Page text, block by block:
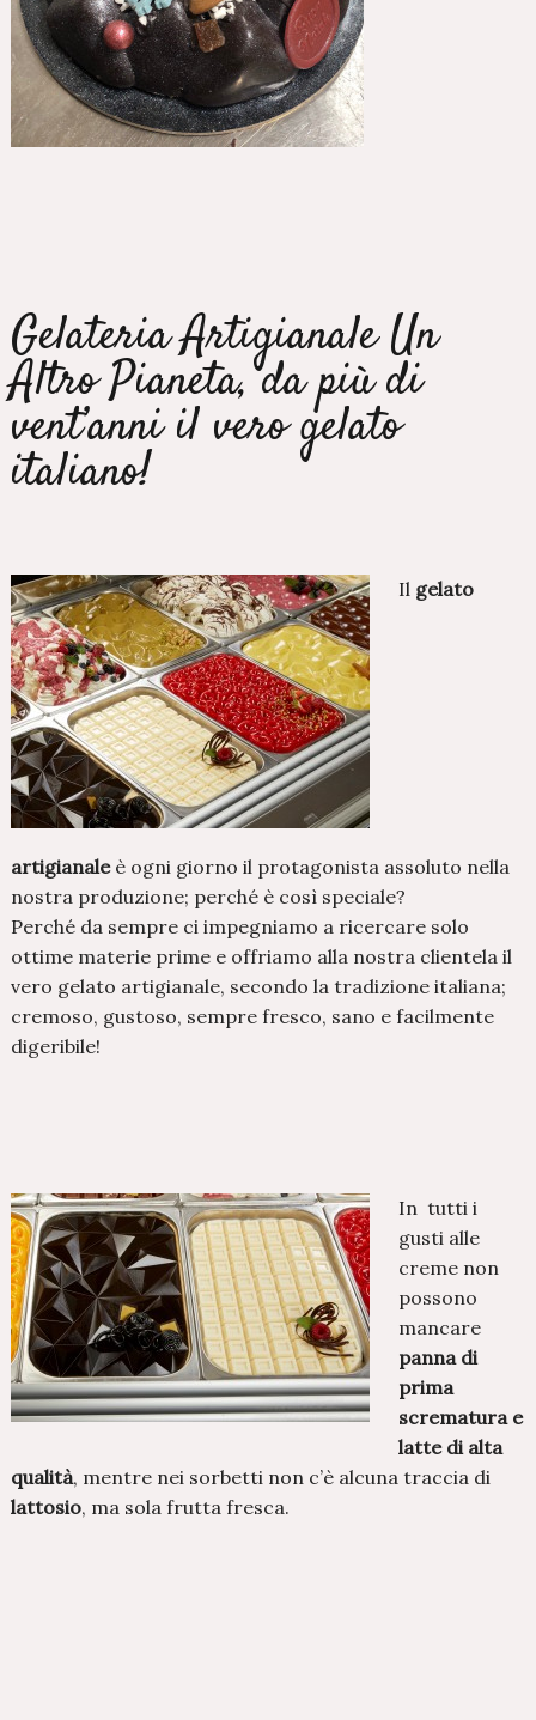
Gelateria Artigianale Un
Altro Pianeta, da più di
vent’anni il vero gelato
italiano!
Il gelato
artigianaleè ogni giorno il protagonista assoluto nella
nostra produzione; perché è così speciale?
Perché da sempre ci impegniamo a ricercare solo
ottime materie prime e offriamo alla nostra clientela il
vero gelato artigianale, secondo la tradizione italiana;
cremoso, gustoso, sempre fresco, sano e facilmente
digeribile!
In tutti i
gusti alle
creme non
possono
mancare
panna di
prima
scrematura e
latte di alta
qualità, mentre nei sorbetti non c’è alcuna traccia di
lattosio, ma sola frutta fresca.